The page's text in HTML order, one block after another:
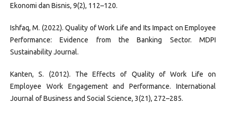
Ekonomi dan Bisnis, 9(2), 112–120.
Ishfaq, M. (2022). Quality of Work Life and Its Impact on Employee
Performance: Evidence from the Banking Sector. MDPI
Sustainability Journal.
Kanten, S. (2012). The Effects of Quality of Work Life on
Employee Work Engagement and Performance. International
Journal of Business and Social Science, 3(21), 272–285.